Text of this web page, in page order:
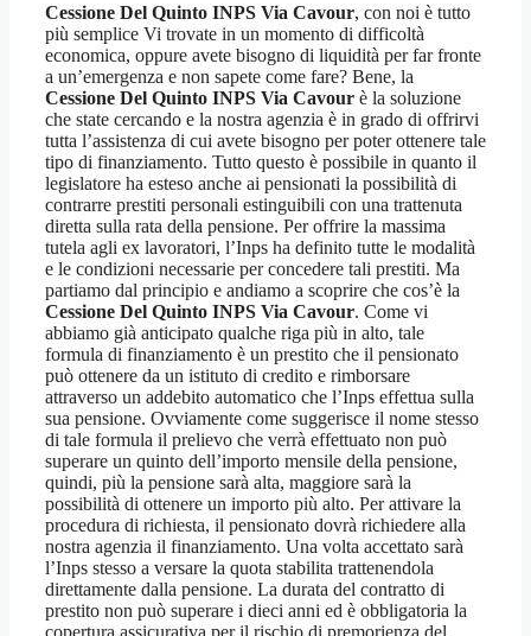
Cessione Del Quinto INPS Via Cavour, con noi è tutto
più semplice Vi trovate in un momento di difficoltà
economica, oppure avete bisogno di liquidità per far fronte
a un’emergenza e non sapete come fare? Bene, la
Cessione Del Quinto INPS Via Cavour è la soluzione
che state cercando e la nostra agenzia è in grado di offrirvi
tutta l’assistenza di cui avete bisogno per poter ottenere tale
tipo di finanziamento. Tutto questo è possibile in quanto il
legislatore ha esteso anche ai pensionati la possibilità di
contrarre prestiti personali estinguibili con una trattenuta
diretta sulla rata della pensione. Per offrire la massima
tutela agli ex lavoratori, l’Inps ha definito tutte le modalità
e le condizioni necessarie per concedere tali prestiti. Ma
partiamo dal principio e andiamo a scoprire che cos’è la
Cessione Del Quinto INPS Via Cavour. Come vi
abbiamo già anticipato qualche riga più in alto, tale
formula di finanziamento è un prestito che il pensionato
può ottenere da un istituto di credito e rimborsare
attraverso un addebito automatico che l’Inps effettua sulla
sua pensione. Ovviamente come suggerisce il nome stesso
di tale formula il prelievo che verrà effettuato non può
superare un quinto dell’importo mensile della pensione,
quindi, più la pensione sarà alta, maggiore sarà la
possibilità di ottenere un importo più alto. Per attivare la
procedura di richiesta, il pensionato dovrà richiedere alla
nostra agenzia il finanziamento. Una volta accettato sarà
l’Inps stesso a versare la quota stabilita trattenendola
direttamente dalla pensione. La durata del contratto di
prestito non può superare i dieci anni ed è obbligatoria la
copertura assicurativa per il rischio di premorienza del